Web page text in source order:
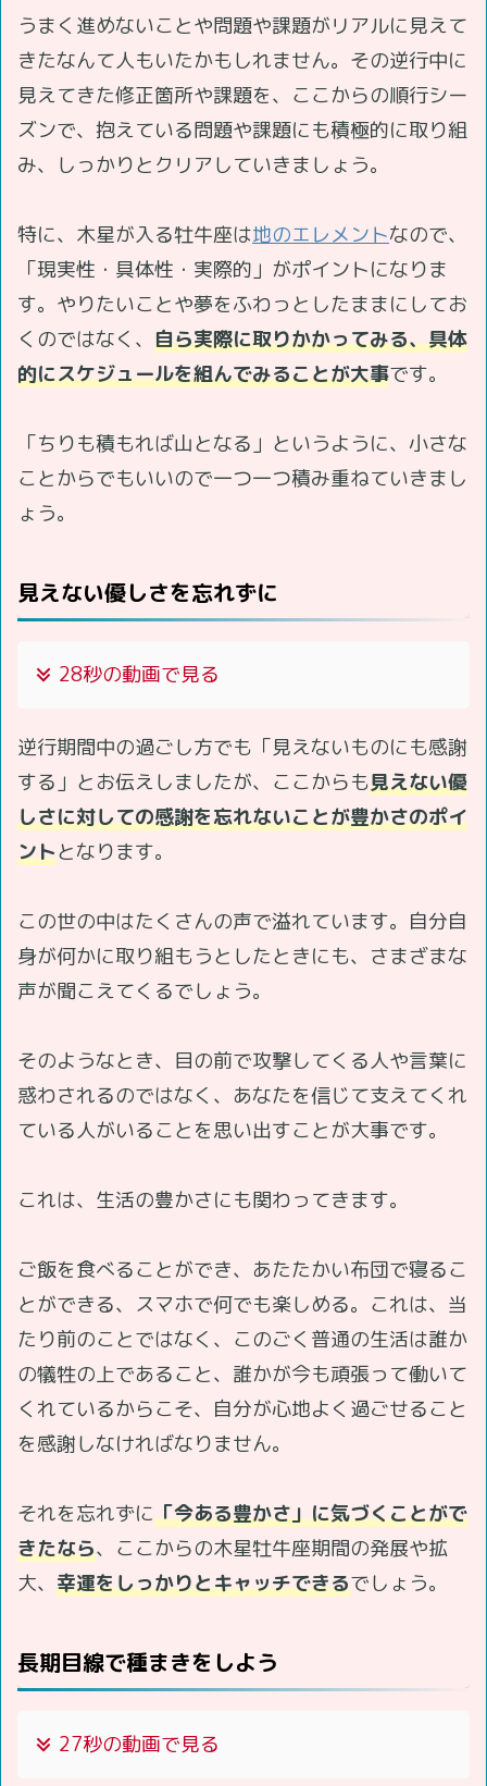
うまく進めないことや問題や課題がリアルに見えて
きたなんて人もいたかもしれません。その逆行中に
見えてきた修正箇所や課題を、ここからの順行シー
ズンで、抱えている問題や課題にも積極的に取り組
み、しっかりとクリアしていきましょう。
特に、木星が入る牡牛座は地のエレメントなので、
「現実性・具体性・実際的」がポイントになりま
す。やりたいことや夢をふわっとしたままにしてお
くのではなく、 自ら実際に取りかかってみる、具体
的にスケジュールを組んでみることが大事です。
「ちりも積もれば山となる」というように、小さな
ことからでもいいので一つ一つ積み重ねていきまし
ょう。
見えない優しさを忘れずに
28秒の動画で見る
逆行期間中の過ごし方でも「見えないものにも感謝
する」とお伝えしましたが、ここからも見えない優
しさに対しての感謝を忘れないことが豊かさのポイ
ントとなります。
この世の中はたくさんの声で溢れています。自分自
身が何かに取り組もうとしたときにも、さまざまな
声が聞こえてくるでしょう。
そのようなとき、目の前で攻撃してくる人や言葉に
惑わされるのではなく、あなたを信じて支えてくれ
ている人がいることを思い出すことが大事です。
これは、生活の豊かさにも関わってきます。
ご飯を食べることができ、あたたかい布団で寝るこ
とができる、スマホで何でも楽しめる。これは、当
たり前のことではなく、このごく普通の生活は誰か
の犠牲の上であること、誰かが今も頑張って働いて
くれているからこそ、自分が心地よく過ごせること
を感謝しなければなりません。
それを忘れずに「今ある豊かさ」に気づくことがで
きたなら、ここからの木星牡牛座期間の発展や拡
大、 幸運をしっかりとキャッチできるでしょう。
長期目線で種まきをしよう
27秒の動画で見る